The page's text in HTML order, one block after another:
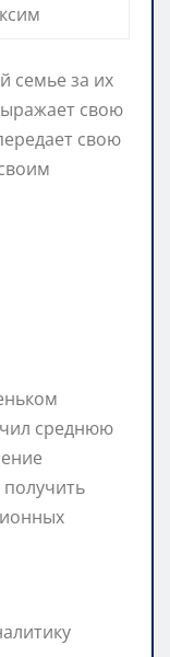
семье за их
свою
свою
среднюю
получить